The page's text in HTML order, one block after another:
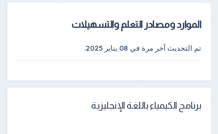
الموارد ومصادر التعلم والتسهيلات
تم التحديث آخر مرة في 08 يناير 2025 .
برنامج الكيمياء باللغة الإنجليزية